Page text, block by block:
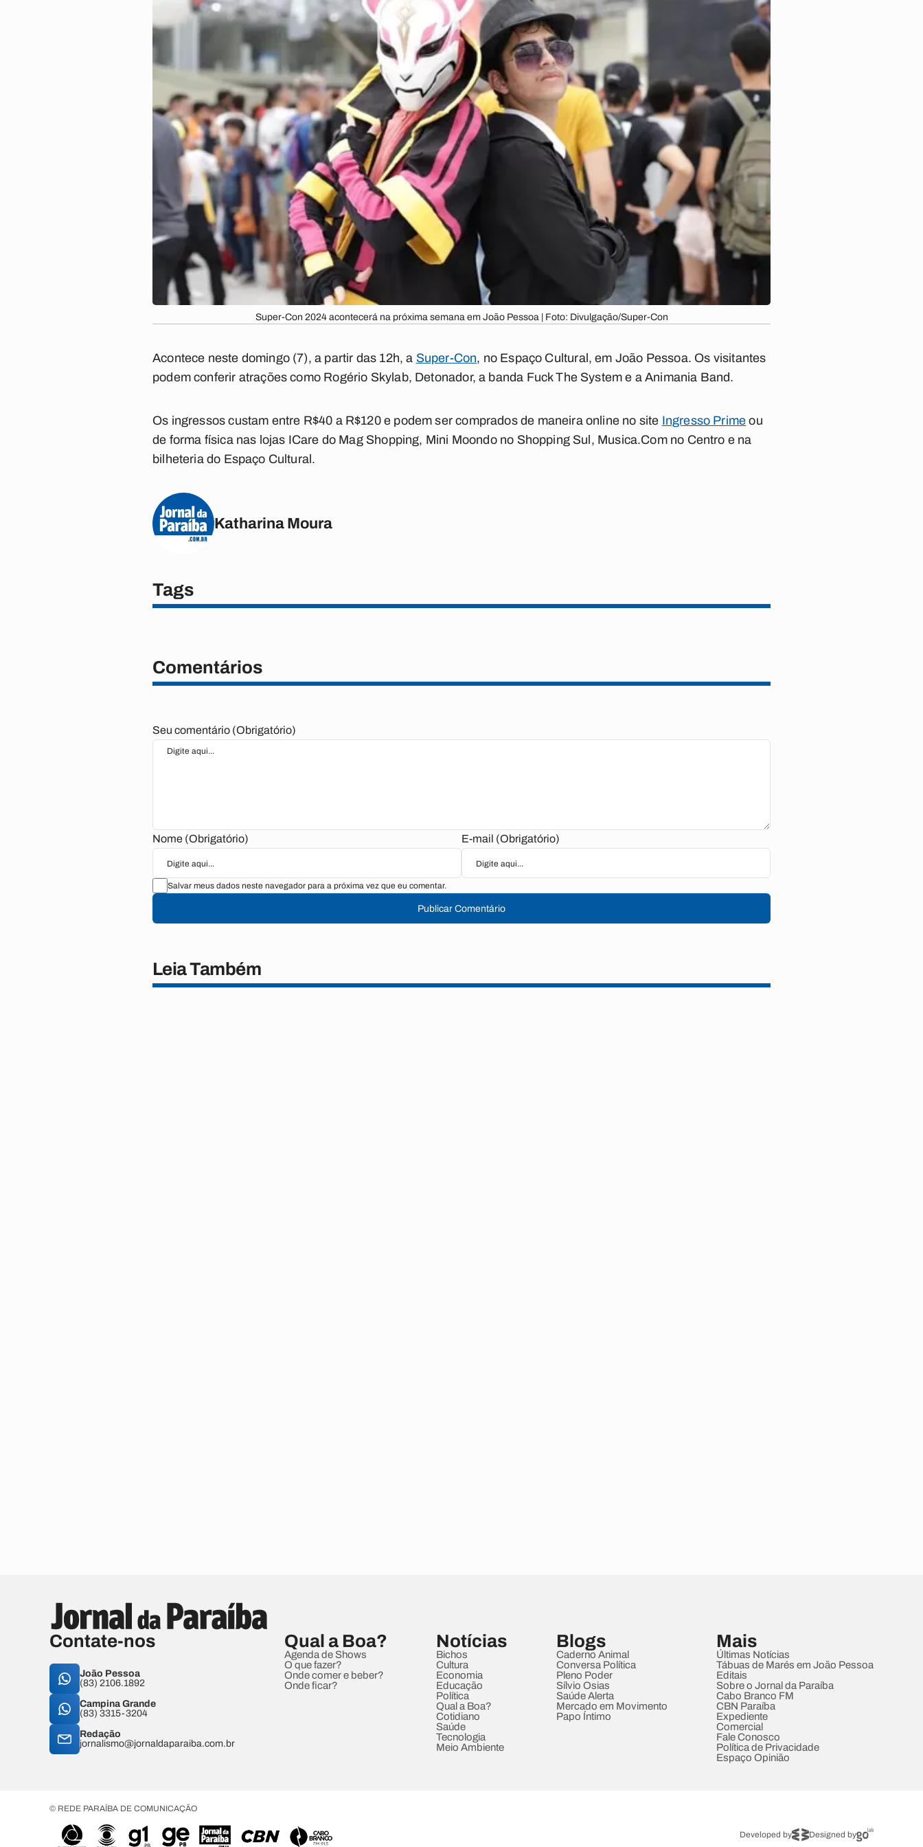
Super-Con 2024 acontecerá na próxima semana em João Pessoa | Foto: Divulgação/Super-Con
Acontece neste domingo (7), a partir das 12h, a Super-Con, no Espaço Cultural, em João Pessoa. Os visitantes
podem conferir atrações como Rogério Skylab, Detonador, a banda Fuck The System e a Animania Band.
Os ingressos custam entre R$40 a R$120 e podem ser comprados de maneira online no site Ingresso Prime ou
de forma física nas lojas ICare do Mag Shopping, Mini Moondo no Shopping Sul, Musica.Com no Centro e na
bilheteria do Espaço Cultural.
Katharina Moura
Tags
Comentários
Seu comentário (Obrigatório)
Nome (Obrigatório) E-mail (Obrigatório)
Salvar meus dados neste navegador para a próxima vez que eu comentar.
Publicar Comentário
Leia Também
Contate-nos
João Pessoa
(83) 2106.1892
Campina Grande
(83) 3315-3204
Redação
jornalismo@jornaldaparaiba.com.br
Qual a Boa?
Agenda de Shows
O que fazer?
Onde comer e beber?
Onde ficar?
Notícias
Bichos
Cultura
Economia
Educação
Política
Qual a Boa?
Cotidiano
Saúde
Tecnologia
Meio Ambiente
Blogs
Caderno Animal
Conversa Política
Pleno Poder
Sílvio Osias
Saúde Alerta
Mercado em Movimento
Papo Íntimo
Mais
Últimas Notícias
Tábuas de Marés em João Pessoa
Editais
Sobre o Jornal da Paraíba
Cabo Branco FM
CBN Paraíba
Expediente
Comercial
Fale Conosco
Política de Privacidade
Espaço Opinião
© REDE PARAÍBA DE COMUNICAÇÃO
Developed by Designed by